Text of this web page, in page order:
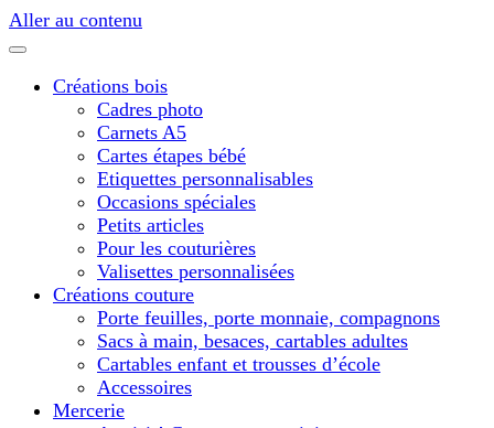
Aller au contenu
Créations bois
Cadres photo
Carnets A5
Cartes étapes bébé
Etiquettes personnalisables
Occasions spéciales
Petits articles
Pour les couturières
Valisettes personnalisées
Créations couture
Porte feuilles, porte monnaie, compagnons
Sacs à main, besaces, cartables adultes
Cartables enfant et trousses d’école
Accessoires
Mercerie